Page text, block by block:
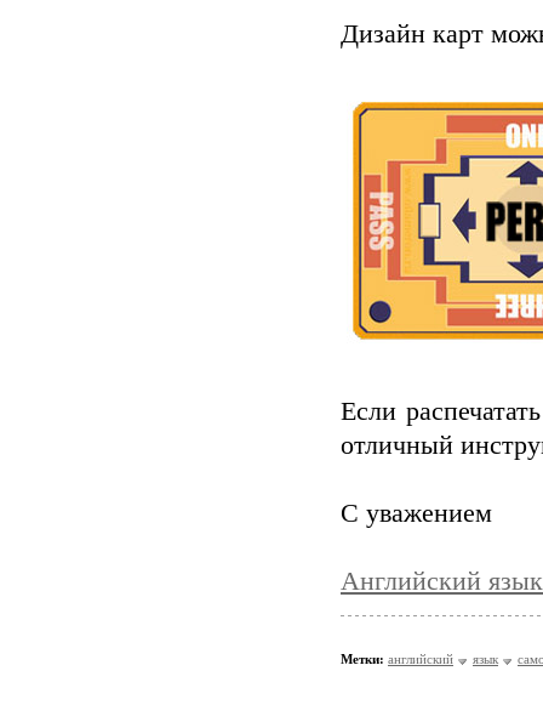
Дизайн карт
Если
отличный
С уважением
Английский язык
Метки: английский язык